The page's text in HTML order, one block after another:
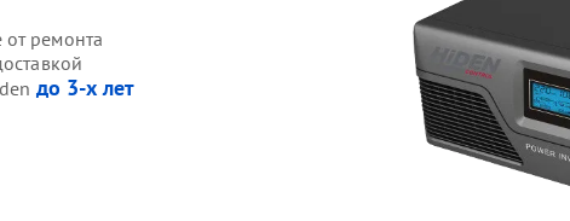
ремонта
до 3-х лет